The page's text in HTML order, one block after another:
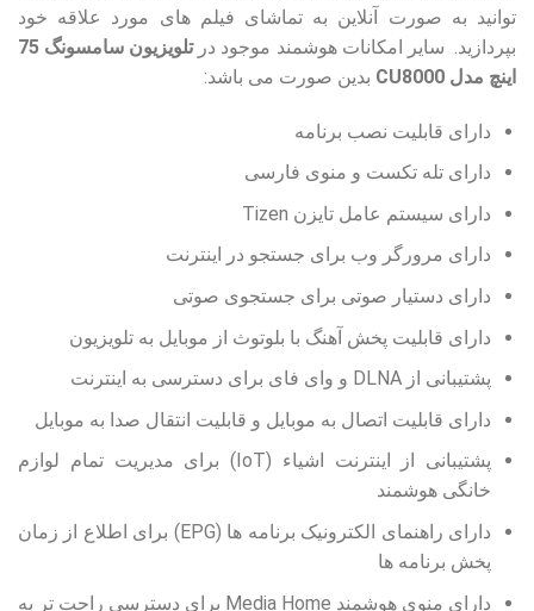
توانید به صورت آنلاین به تماشای فیلم های مورد علاقه خود
بپردازید. سایر امکانات هوشمند موجود در
تلویزیون سامسونگ 75
اینچ مدل CU8000
بدین صورت می باشد:
دارای قابلیت نصب برنامه
دارای تله تکست و منوی فارسی
دارای سیستم عامل تایزن Tizen
دارای مرورگر وب برای جستجو در اینترنت
دارای دستیار صوتی برای جستجوی صوتی
دارای قابلیت پخش آهنگ با بلوتوث از موبایل به تلویزیون
پشتیبانی از DLNA و وای فای برای دسترسی به اینترنت
دارای قابلیت اتصال به موبایل و قابلیت انتقال صدا به موبایل
پشتیبانی از اینترنت اشیاء (IoT) برای مدیریت تمام لوازم
خانگی هوشمند
دارای راهنمای الکترونیک برنامه ها (EPG) برای اطلاع از زمان
پخش برنامه ها
دارای منوی هوشمند Media Home برای دسترسی راحت تر به